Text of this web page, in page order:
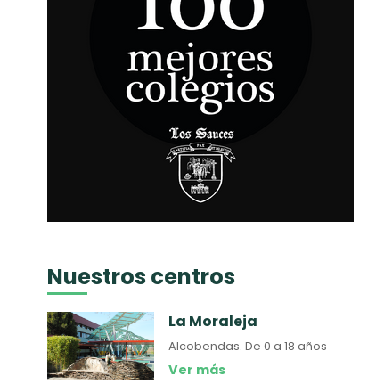
Nuestros centros
La Moraleja
Alcobendas.De 0 a 18 años
Ver más